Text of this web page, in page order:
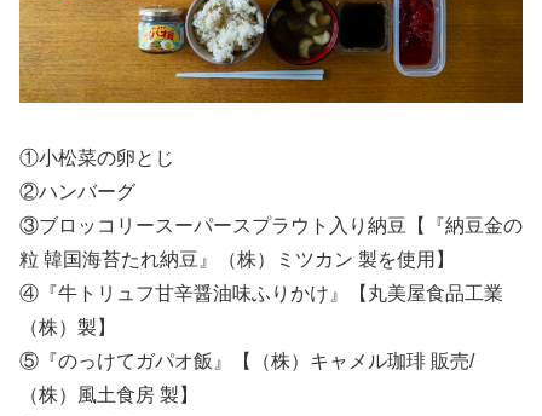
①小松菜の卵とじ
②ハンバーグ
③ブロッコリースーパースプラウト入り納豆【『納豆金の
粒 韓国海苔たれ納豆』（株）ミツカン 製を使用】
④『牛トリュフ甘辛醤油味ふりかけ』【丸美屋食品工業
（株）製】
⑤『のっけてガパオ飯』【（株）キャメル珈琲 販売/
（株）風土食房 製】